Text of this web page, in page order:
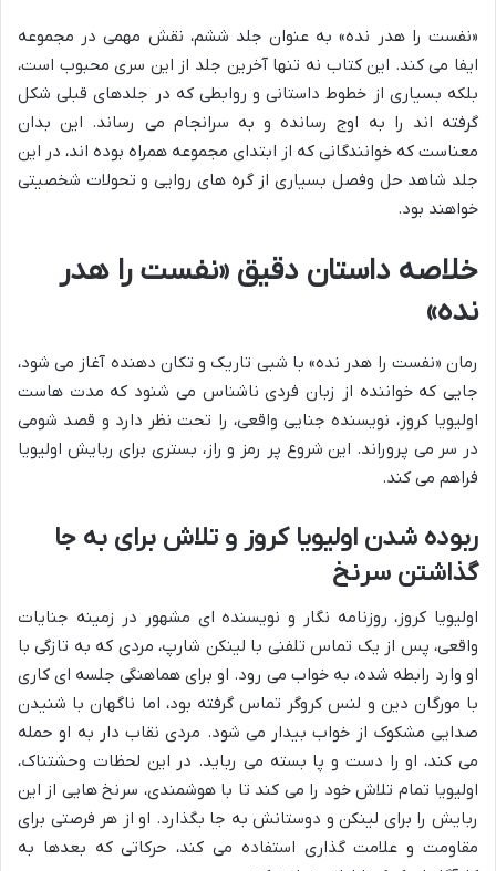
«نفست را هدر نده» به عنوان جلد ششم، نقش مهمی در مجموعه
ایفا می کند. این کتاب نه تنها آخرین جلد از این سری محبوب است،
بلکه بسیاری از خطوط داستانی و روابطی که در جلدهای قبلی شکل
گرفته اند را به اوج رسانده و به سرانجام می رساند. این بدان
معناست که خوانندگانی که از ابتدای مجموعه همراه بوده اند، در این
جلد شاهد حل وفصل بسیاری از گره های روایی و تحولات شخصیتی
خواهند بود.
خلاصه داستان دقیق «نفست را هدر
نده»
رمان «نفست را هدر نده» با شبی تاریک و تکان دهنده آغاز می شود،
جایی که خواننده از زبان فردی ناشناس می شنود که مدت هاست
اولیویا کروز، نویسنده جنایی واقعی، را تحت نظر دارد و قصد شومی
در سر می پروراند. این شروع پر رمز و راز، بستری برای ربایش اولیویا
فراهم می کند.
ربوده شدن اولیویا کروز و تلاش برای به جا
گذاشتن سرنخ
اولیویا کروز، روزنامه نگار و نویسنده ای مشهور در زمینه جنایات
واقعی، پس از یک تماس تلفنی با لینکن شارپ، مردی که به تازگی با
او وارد رابطه شده، به خواب می رود. او برای هماهنگی جلسه ای کاری
با مورگان دین و لنس کروگر تماس گرفته بود، اما ناگهان با شنیدن
صدایی مشکوک از خواب بیدار می شود. مردی نقاب دار به او حمله
می کند، او را دست و پا بسته می رباید. در این لحظات وحشتناک،
اولیویا تمام تلاش خود را می کند تا با هوشمندی، سرنخ هایی از این
ربایش را برای لینکن و دوستانش به جا بگذارد. او از هر فرصتی برای
مقاومت و علامت گذاری استفاده می کند، حرکاتی که بعدها به